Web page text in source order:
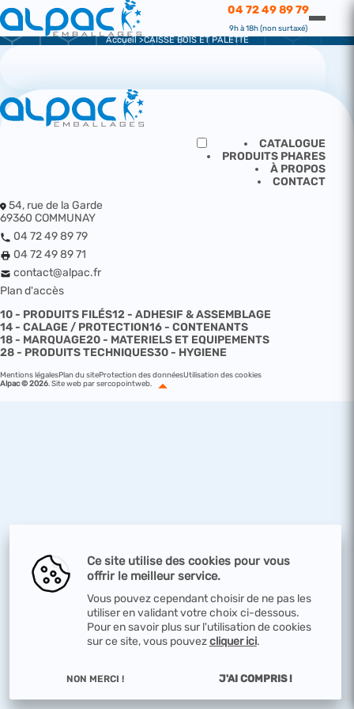
04 72 49 89 79
9h à 18h (non surtaxé)
CAISSE BOIS ET PALETTE
Accueil CAISSE BOIS ET PALETTE
Ce site utilise des cookies pour vous
offrir le meilleur service.
Vous pouvez cependant choisir de ne pas les
utiliser en validant votre choix ci-dessous.
Pour en savoir plus sur l'utilisation de cookies
sur ce site, vous pouvezcliquer ici.
NON MERCI ! J'AI COMPRIS !
CATALOGUE
PRODUITS PHARES
À PROPOS
CONTACT
54, rue de la Garde
69360 COMMUNAY
04 72 49 89 79
04 72 49 89 71
contact@alpac.fr
Plan d'accès
10 - PRODUITS FILÉS12 - ADHESIF & ASSEMBLAGE
14 - CALAGE / PROTECTION16 - CONTENANTS
18 - MARQUAGE20 - MATERIELS ET EQUIPEMENTS
28 - PRODUITS TECHNIQUES30 - HYGIENE
Mentions légalesPlan du siteProtection des donnéesUtilisation des cookies
Alpac © 2026 Site web par sercopointweb